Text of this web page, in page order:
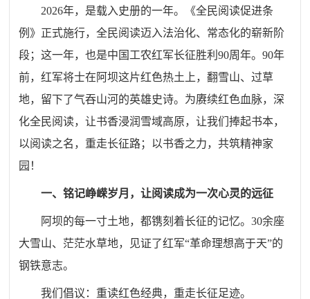
2026年，是载入史册的一年。《全民阅读促进条
例 》正式施行，全民阅读迈入法治化、常态化的崭新阶
段；这一年，也是中国工农红军长征胜利90周年。90年
前，红军将士在阿坝这片红色热土上，翻雪山、过草
地，留下了气吞山河的英雄史诗。为赓续红色血脉，深
化全民阅读，让书香浸润雪域高原，让我们捧起书本，
以阅读之名，重走长征路；以书香之力，共筑精神家
园！
一、铭记峥嵘岁月，让阅读成为一次心灵的远征
阿坝的每一寸土地，都镌刻着长征的记忆。30余座
大雪山、茫茫水草地，见证了红军“革命理想高于天”的
钢铁意志。
我们倡议：重读红色经典，重走长征足迹。